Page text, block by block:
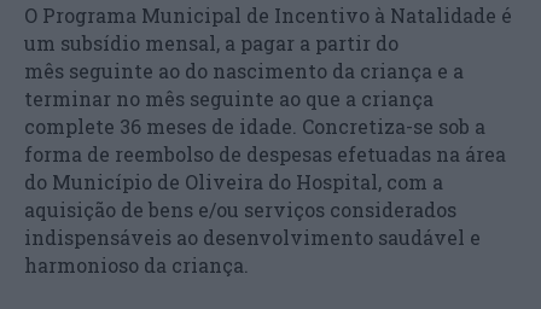
O Programa Municipal de Incentivo à Natalidade é
um subsídio mensal, a pagar a partir do
mês seguinte ao do nascimento da criança e a
terminar no mês seguinte ao que a criança
complete 36 meses de idade. Concretiza-se sob a
forma de reembolso de despesas efetuadas na área
do Município de Oliveira do Hospital, com a
aquisição de bens e/ou serviços considerados
indispensáveis ao desenvolvimento saudável e
harmonioso da criança.